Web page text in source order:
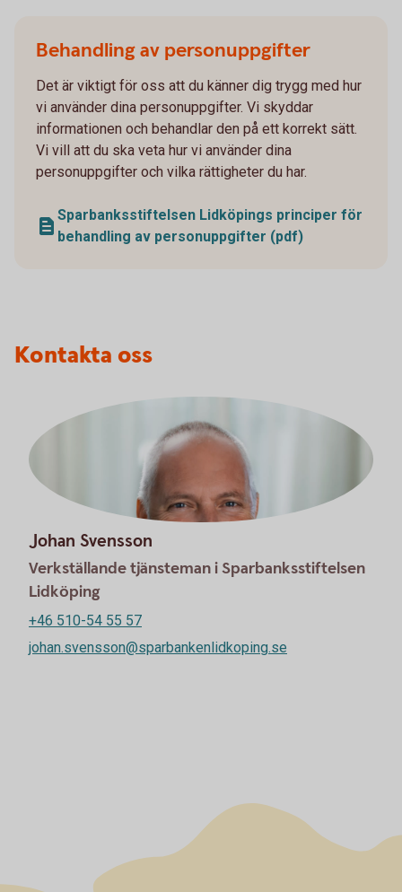
Behandling av personuppgifter
Det är viktigt för oss att du känner dig trygg med hur
vi använder dina personuppgifter. Vi skyddar
informationen och behandlar den på ett korrekt sätt.
Vi vill att du ska veta hur vi använder dina
personuppgifter och vilka rättigheter du har.
Sparbanksstiftelsen Lidköpings principer för
behandling av personuppgifter (pdf)
Kontakta oss
Johan Svensson
Verkställande tjänsteman i Sparbanksstiftelsen
Lidköping
+46 510-54 55 57
johan.svensson@sparbankenlidkoping.se